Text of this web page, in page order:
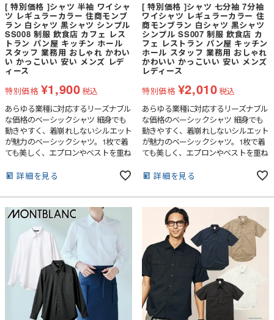
[ 特別価格 ]シャツ 半袖 ワイシャ
ツ レギュラーカラー 住商モンブ
ラン 白シャツ 黒シャツ シンプル
SS008 制服 飲食店 カフェ レス
トラン パン屋 キッチン ホール
スタッフ 業務用 おしゃれ かわい
い かっこいい 安い メンズ レデ
ィース
特別価格 ¥1,900税込
あらゆる業種に対応するリーズナブル
な価格のベーシックシャツ 細身でも
動きやすく、着崩れしないシルエット
が魅力のベーシックシャツ。1枚で着
ても美しく、エプロンやベストを重ね
り・無しどちらでも印象の良い小ぶり
性の高い半袖シャツです。
詳細を見る
[ 特別価格 ]シャツ 七分袖 7分袖
ワイシャツ レギュラーカラー 住
商モンブラン 白シャツ 黒シャツ
シンプル SS007 制服 飲食店 カ
フェ レストラン パン屋 キッチン
ホール スタッフ 業務用 おしゃれ
かわいい かっこいい 安い メンズ
レディース
特別価格 ¥2,010税込
あらゆる業種に対応するリーズナブル
な価格のベーシックシャツ 細身でも
動きやすく、着崩れしないシルエット
が魅力のベーシックシャツ。1枚で着
ても美しく、エプロンやベストを重ね
り・無しどちらでも印象の良い小ぶり
性の高い7分袖シャツです。
詳細を見る